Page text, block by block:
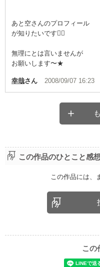
あと空さんのプロフィール
が知りたいです
無理にとは言いませんが
お願いします〜★
幸哉さん 2008/09/07 16:23
この作品のひとこと感想
この作品には、
この